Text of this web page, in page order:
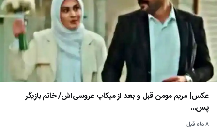
عکس| مریم مومن قبل و بعد از میکاپ عروسی‌اش/ خانم بازیگر
پس…
۸ ماه قبل